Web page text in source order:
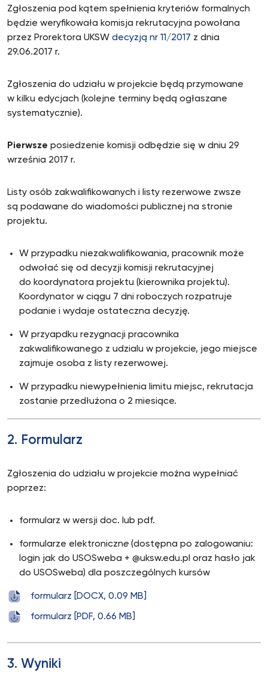
Zgłoszenia pod kątem spełnienia kryteriów formalnych
będzie weryfikowała komisja rekrutacyjna powołana
przez Prorektora UKSW decyzją nr 11/2017 z dnia
29.06.2017 r.
Zgłoszenia do udziału w projekcie będą przymowane
w kilku edycjach (kolejne terminy będą ogłaszane
systematycznie).
Pierwsze posiedzenie komisji odbędzie się w dniu 29
września 2017 r.
Listy osób zakwalifikowanych i listy rezerwowe zwsze
są podawane do wiadomości publicznej na stronie
projektu.
W przypadku niezakwalifikowania, pracownik może
odwołać się od decyzji komisji rekrutacyjnej
do koordynatora projektu (kierownika projektu).
Koordynator w ciągu 7 dni roboczych rozpatruje
podanie i wydaje ostateczna decyzję.
W przyapdku rezygnacji pracownika
zakwalifikowanego z udzialu w projekcie, jego miejsce
zajmuje osoba z listy rezerwowej.
W przypadku niewypełnienia limitu miejsc, rekrutacja
zostanie przedłużona o 2 miesiące.
2. Formularz
Zgłoszenia do udziału w projekcie można wypełniać
poprzez:
formularz w wersji doc. lub pdf.
formularze elektroniczne (dostępna po zalogowaniu:
login jak do USOSweba + @uksw.edu.pl oraz hasło jak
do USOSweba) dla poszczególnych kursów
formularz [DOCX, 0.09 MB]
formularz [PDF, 0.66 MB]
3. Wyniki